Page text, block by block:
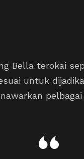
Bella terokai
untuk